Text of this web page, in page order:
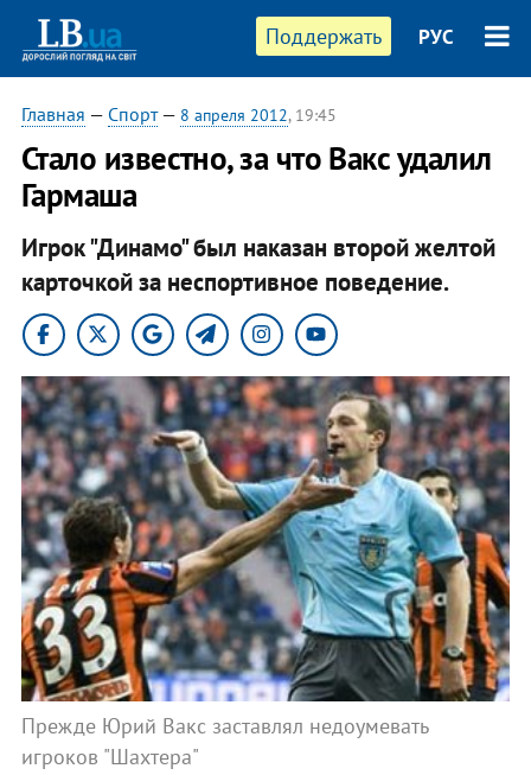
Поддержать РУС
Главная — Спорт— 8 апреля 2012, 19:45
Стало известно, за что Вакс удалил
Гармаша
Игрок "Динамо" был наказан второй желтой
карточкой за неспортивное поведение.
Прежде Юрий Вакс заставлял недоумевать
игроков "Шахтера"